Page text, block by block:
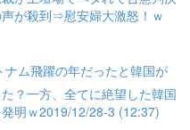
が殺到⇒慰安婦大激怒！ｗ
ム飛躍の年だったと韓国が
？一方、全てに絶望した韓国
明ｗ2019/12/28-3 (12:37)